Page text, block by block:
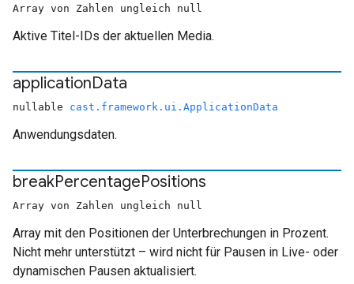
Array von Zahlen ungleich null
Aktive Titel-IDs der aktuellen Media.
applicationData
nullable cast.framework.ui.ApplicationData
Anwendungsdaten.
breakPercentagePositions
Array von Zahlen ungleich null
Array mit den Positionen der Unterbrechungen in Prozent.
Nicht mehr unterstützt – wird nicht für Pausen in Live- oder
dynamischen Pausen aktualisiert.